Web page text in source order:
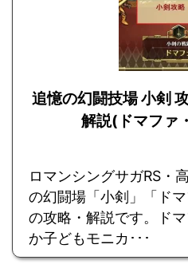
追憶の幻闘技場 小剣
解説(ドマファ
ロマンシングサガRS・
の幻闘場「小剣」「ドマ
の攻略・解説です。ド
か子どもモニカ･･･